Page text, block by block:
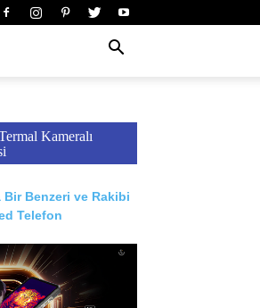
Kameralı
Bir Benzeri ve Rakibi
Telefon